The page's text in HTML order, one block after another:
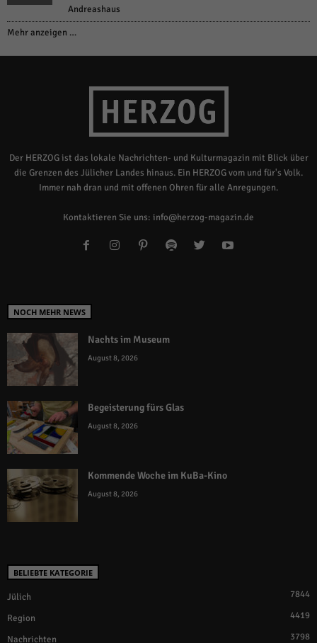
Andreashaus
Mehr anzeigen …
Der HERZOG ist das lokale Nachrichten- und Kulturmagazin mit Blick über
die Grenzen des Jülicher Landes hinaus. Ein HERZOG vom und für's Volk.
Immer nah dran und mit offenen Ohren für alle Anregungen.
Kontaktieren Sie uns: info@herzog-magazin.de
NOCH MEHR NEWS
Nachts im Museum
August 8, 2026
Begeisterung fürs Glas
August 8, 2026
Kommende Woche im KuBa-Kino
August 8, 2026
BELIEBTE KATEGORIE
Jülich 7844
Region 4419
Nachrichten 3798